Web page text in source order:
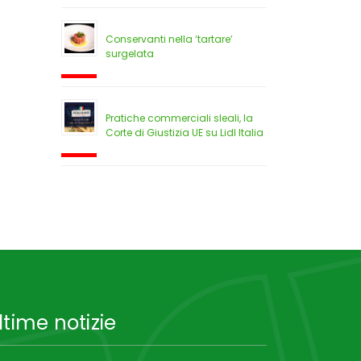
Conservanti nella ‘tartare’
surgelata
Pratiche commerciali sleali, la
Corte di Giustizia UE su Lidl Italia
notizie